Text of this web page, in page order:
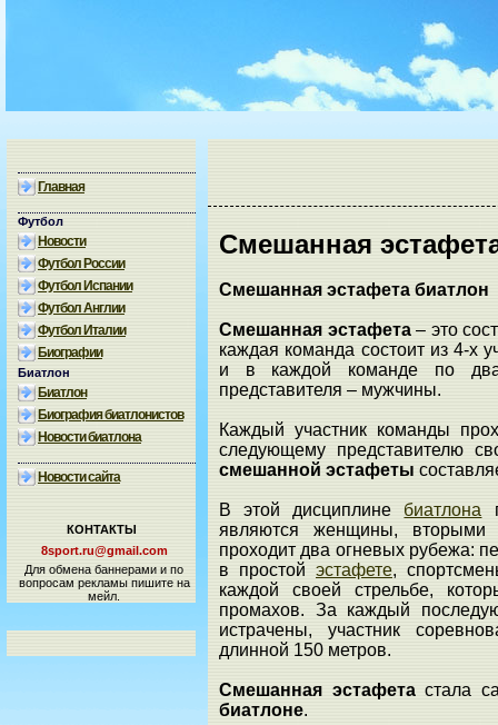
Главная
Футбол
Новости
Футбол России
Футбол Испании
Футбол Англии
Футбол Италии
Биографии
Биатлон
Биатлон
Биография биатлонистов
Новости биатлона
Новости сайта
КОНТАКТЫ
8sport.ru@gmail.com
Для обмена баннерами и по
вопросам рекламы пишите на
мейл.
Смешанная
Смешанная эстафета биатлон
Смешанная эстафета– это
каждая команда состоит из 4-х
и в каждой команде по
представителя – мужчины.
Каждый участник команды
следующему представителю
смешанной эстафеты
В этой дисциплине биатлона
являются женщины,
проходит два огневых рубежа:
в простой эстафете,
каждой своей стрельбе,
промахов. За каждый
истрачены, участник
длинной 150 метров.
Смешанная эстафетастала
биатлоне.